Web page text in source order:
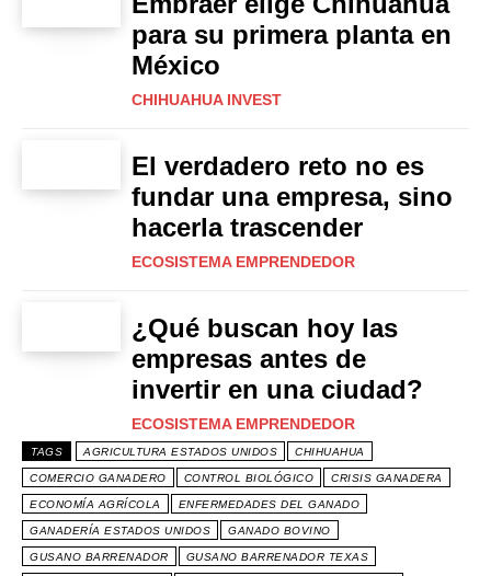
para su primera planta en
México
CHIHUAHUA INVEST
El verdadero reto no es
fundar una empresa, sino
hacerla trascender
ECOSISTEMA EMPRENDEDOR
¿Qué buscan hoy las
empresas antes de
invertir en una ciudad?
ECOSISTEMA EMPRENDEDOR
TAGS AGRICULTURA ESTADOS UNIDOS CHIHUAHUA
COMERCIO GANADERO CONTROL BIOLÓGICO CRISIS GANADERA
ECONOMÍA AGRÍCOLA ENFERMEDADES DEL GANADO
GANADERÍA ESTADOS UNIDOS GANADO BOVINO
GUSANO BARRENADOR GUSANO BARRENADOR TEXAS